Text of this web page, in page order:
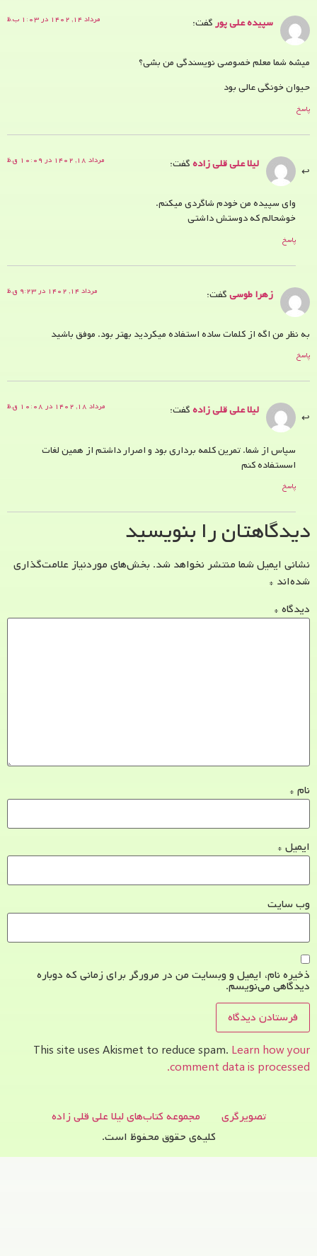
سپیده علی پورگفت: مرداد ۱۴, ۱۴۰۲ در ۱:۰۳ ب.ظ
میشه شما معلم خصوصی نویسندگی من بشی؟
حیوان خونگی عالی بود
پاسخ
لیلا علی قلی زادهگفت: مرداد ۱۸, ۱۴۰۲ در ۱۰:۰۹ ق.ظ
وای سپیده من خودم شاگردی میکنم.
خوشحالم که دوستش داشتی
پاسخ
زهرا طوسیگفت: مرداد ۱۴, ۱۴۰۲ در ۹:۲۳ ق.ظ
به نظر من اگه از کلمات ساده استفاده میکردید بهتر بود. موفق باشید
پاسخ
لیلا علی قلی زادهگفت: مرداد ۱۸, ۱۴۰۲ در ۱۰:۰۸ ق.ظ
سپاس از شما. تمرین کلمه برداری بود و اصرار داشتم از همین لغات
اسستفاده کنم
پاسخ
دیدگاهتان را بنویسید
نشانی ایمیل شما منتشر نخواهد شد. بخش‌های موردنیاز علامت‌گذاری
شده‌اند *
دیدگاه *
نام *
ایمیل *
وب‌ سایت
ذخیره نام، ایمیل و وبسایت من در مرورگر برای زمانی که دوباره
دیدگاهی می‌نویسم.
This site uses Akismet to reduce spam. Learn how your
comment data is processed.
تصویرگری
مجموعه کتاب‌های لیلا علی قلی زاده
کلیه‌ی حقوق محفوظ است.